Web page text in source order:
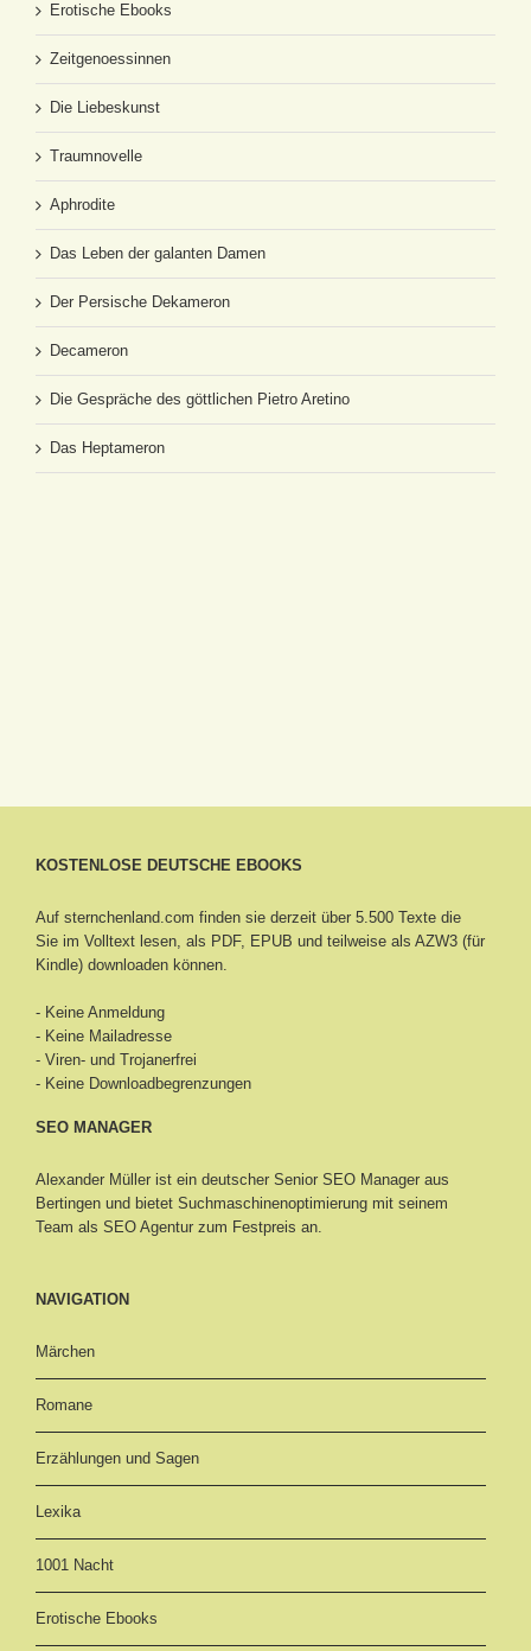
Erotische Ebooks
Zeitgenoessinnen
Die Liebeskunst
Traumnovelle
Aphrodite
Das Leben der galanten Damen
Der Persische Dekameron
Decameron
Die Gespräche des göttlichen Pietro Aretino
Das Heptameron
KOSTENLOSE DEUTSCHE EBOOKS
Auf sternchenland.com finden sie derzeit über 5.500 Texte die
Sie im Volltext lesen, als PDF, EPUB und teilweise als AZW3 (für
Kindle) downloaden können.
- Keine Anmeldung
- Keine Mailadresse
- Viren- und Trojanerfrei
- Keine Downloadbegrenzungen
SEO MANAGER
Alexander Müller ist ein deutscher Senior SEO Manager aus
Bertingen und bietet Suchmaschinenoptimierung mit seinem
Team als SEO Agentur zum Festpreis an.
NAVIGATION
Märchen
Romane
Erzählungen und Sagen
Lexika
1001 Nacht
Erotische Ebooks